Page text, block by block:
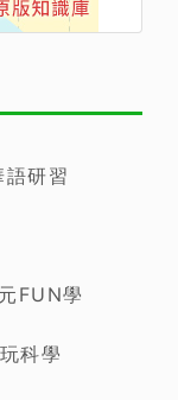
研習
FUN學
科學